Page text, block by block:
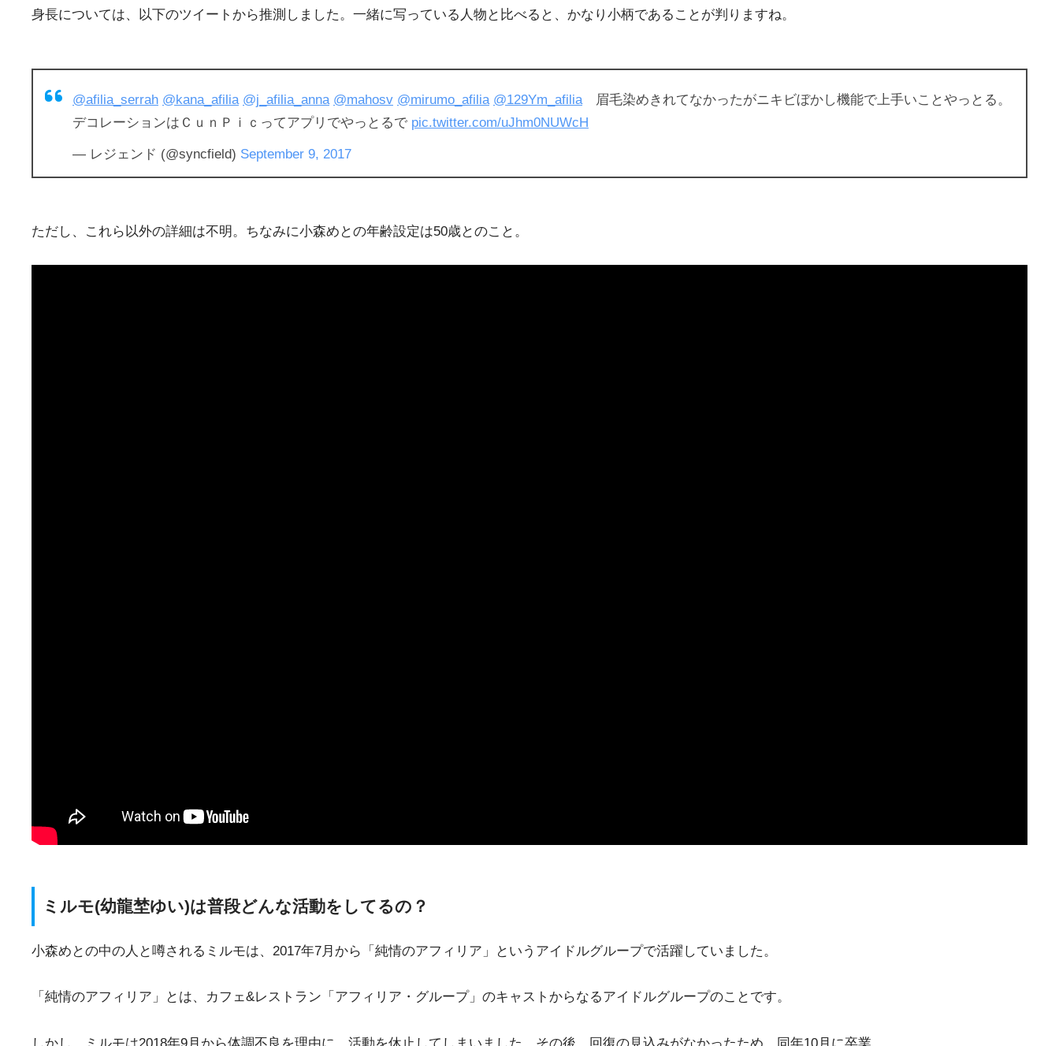
身長については、以下のツイートから推測しました。一緒に写っている人物と比べると、かなり小柄であることが判りますね。
@afilia_serrah @kana_afilia @j_afilia_anna @mahosv @mirumo_afilia @129Ym_afilia 眉毛染めきれてなかったがニキビぼかし機能で上手いことやっとる。
デコレーションはＣｕｎＰｉｃってアプリでやっとるで pic.twitter.com/uJhm0NUWcH
— レジェンド (@syncfield) September 9, 2017
ただし、これら以外の詳細は不明。ちなみに小森めとの年齢設定は50歳とのこと。
ミルモ(幼龍埜ゆい)は普段どんな活動をしてるの？
小森めとの中の人と噂されるミルモは、2017年7月から「純情のアフィリア」というアイドルグループで活躍していました。
「純情のアフィリア」とは、カフェ&レストラン「アフィリア・グループ」のキャストからなるアイドルグループのことです。